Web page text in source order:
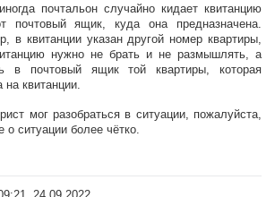
почтальон случайно кидает квитанцию
почтовый ящик, куда она предназначена.
в квитанции указан другой номер квартиры,
нужно не брать и не размышлять, а
в почтовый ящик той квартиры, которая
на квитанции.
мог разобраться в ситуации, пожалуйста,
о ситуации более чётко.
09:21, 24.09.2022.